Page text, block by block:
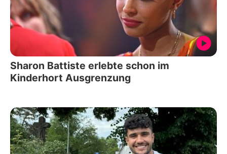
Sharon Battiste erlebte schon im
Kinderhort Ausgrenzung